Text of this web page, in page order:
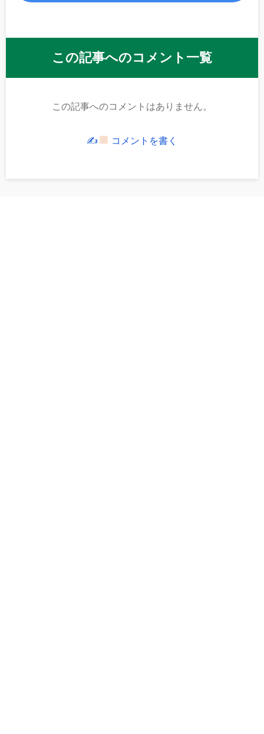
この記事へのコメント一覧
この記事へのコメントはありません。
✍ コメントを書く